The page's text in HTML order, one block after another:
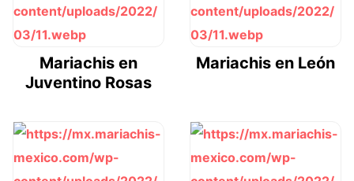
Mariachis en
Juventino Rosas
Mariachis en León